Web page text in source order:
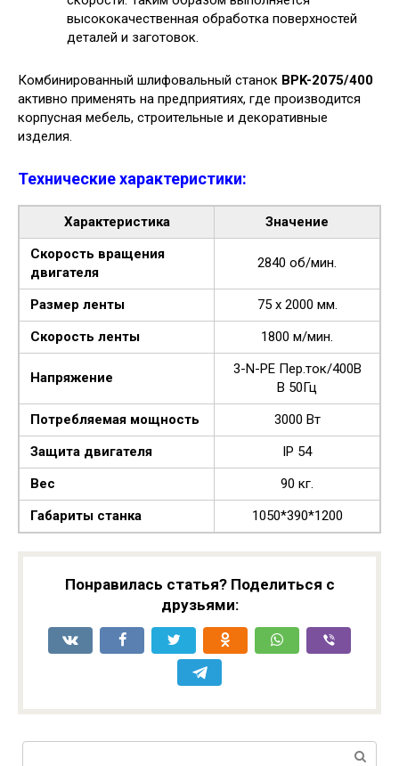
высококачественная обработка поверхностей
деталей и заготовок.
Комбинированный шлифовальный станок BPK-2075/400
активно применять на предприятиях, где производится
корпусная мебель, строительные и декоративные
изделия.
Технические характеристики:
Характеристика
Значение
Скорость вращения
двигателя
2840 об/мин.
Размер ленты
75 х 2000 мм.
Скорость ленты
1800 м/мин.
Напряжение
3-N-PE Пер.ток/400В
В 50Гц
Потребляемая мощность
3000 Вт
Защита двигателя
IP 54
Вес
90 кг.
Габариты станка
1050*390*1200
Понравилась статья? Поделиться с
друзьями: